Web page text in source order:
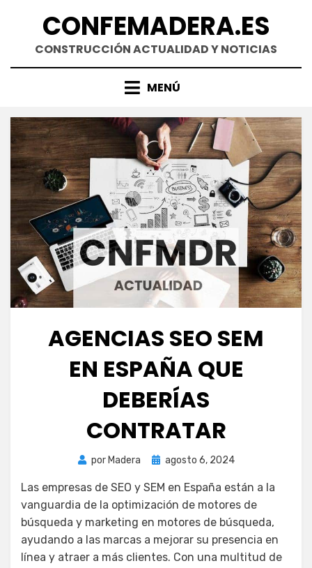
contenidoCONFEMADERA.ES
CONSTRUCCIÓN ACTUALIDAD Y NOTICIAS
MENÚ
AGENCIAS SEO SEM
EN ESPAÑA QUE
DEBERÍAS
CONTRATAR
por Madera
Publicada
agosto 6, 2024
Las empresas de SEO y SEM en España están a la
vanguardia de la optimización de motores de
búsqueda y marketing en motores de búsqueda,
ayudando a las marcas a mejorar su presencia en
línea y atraer a más clientes. Con una multitud de